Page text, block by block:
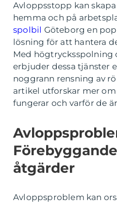
Avloppsstopp kan
hemma och på
spolbil Göteborg en
lösning för att hantera
Med högtrycksspolning
erbjuder dessa tjänster
noggrann rensning av
artikel utforskar mer
fungerar och varför de
åtgärder
Avloppsproblem kan